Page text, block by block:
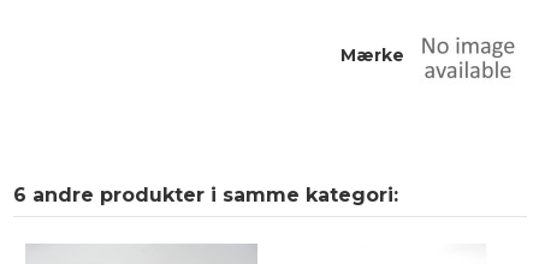
Mærke
6 andre produkter i samme kategori: